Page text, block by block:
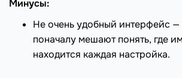
Минусы:
Не очень удобный интерфейс —
поначалу мешают понять, где
находится каждая настройка.